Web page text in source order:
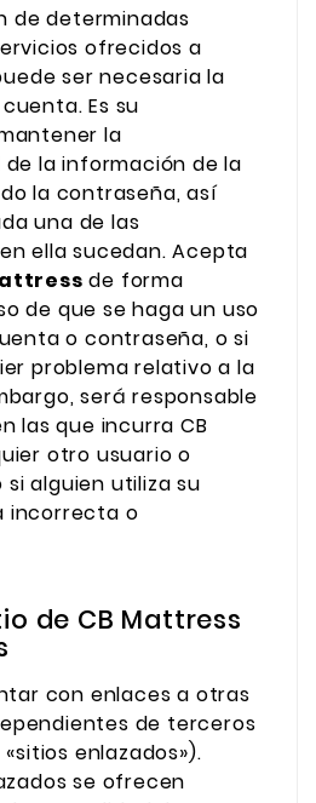
de determinadas
ofrecidos a
ser necesaria la
Es su
la
la información de la
la contraseña, así
una de las
ella sucedan. Acepta
de forma
de que se haga un uso
o contraseña, o si
problema relativo a la
será responsable
las que incurra CB
otro usuario o
alguien utiliza su
incorrecta o
de CB Mattress
con enlaces a otras
de terceros
enlazados»).
se ofrecen